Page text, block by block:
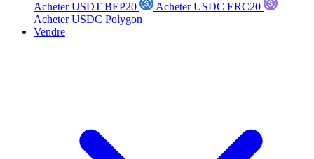
Acheter USDT BEP20
Acheter USDC ERC20
Acheter USDC Polygon
Vendre